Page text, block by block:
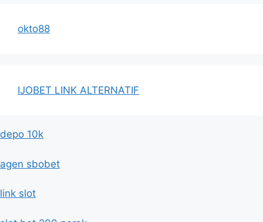
okto88
IJOBET LINK ALTERNATIF
depo 10k
agen sbobet
link slot